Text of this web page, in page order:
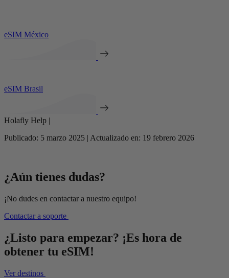
eSIM México
eSIM Brasil
Holafly Help |
Publicado: 5 marzo 2025 | Actualizado en: 19 febrero 2026
¿Aún tienes dudas?
¡No dudes en contactar a nuestro equipo!
Contactar a soporte
¿Listo para empezar? ¡Es hora de
obtener tu eSIM!
Ver destinos